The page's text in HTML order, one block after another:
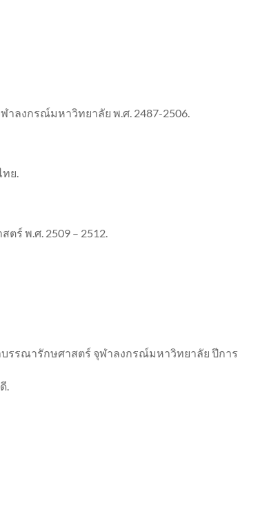
ลงกรณ์มหาวิทยาลัย พ.ศ. 2487-2506.
ย.
พ.ศ. 2509 – 2512.
รรณารักษศาสตร์ จุฬาลงกรณ์มหาวิทยาลัย ปีการ
.